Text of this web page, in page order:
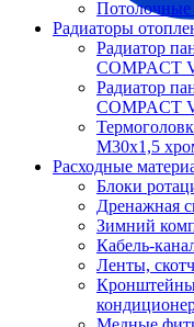
Радиаторы
Радиатор
COMPACT
Радиатор
COMPACT
M30х1,5
Расходные
Блоки
Дренажная
Зимний
Кабель-
Ленты, скотч
Кронштейны